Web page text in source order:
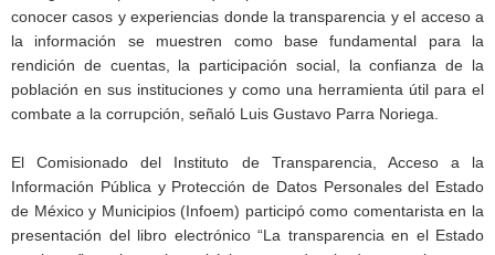
conocer casos y experiencias donde la transparencia y el acceso a
la información se muestren como base fundamental para la
rendición de cuentas, la participación social, la confianza de la
población en sus instituciones y como una herramienta útil para el
combate a la corrupción, señaló Luis Gustavo Parra Noriega.
El Comisionado del Instituto de Transparencia, Acceso a la
Información Pública y Protección de Datos Personales del Estado
de México y Municipios (Infoem) participó como comentarista en la
presentación del libro electrónico “La transparencia en el Estado